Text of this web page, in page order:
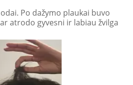
Po dažymo plaukai buvo
atrodo gyvesni ir labiau žvilga